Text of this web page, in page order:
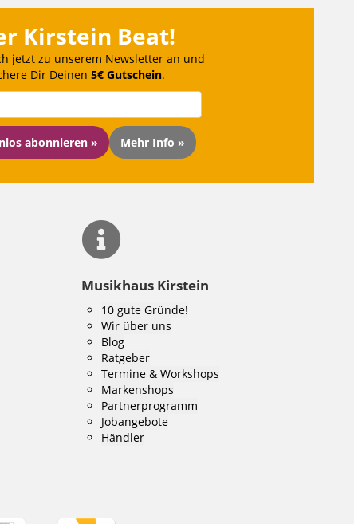
Kirstein Beat!
jetzt zu unserem Newsletter an und
Dir Deinen 5€ Gutschein.
abonnieren » Mehr Info »
Musikhaus Kirstein
10 gute Gründe!
Wir über uns
Blog
Ratgeber
Termine & Workshops
Markenshops
Partnerprogramm
Jobangebote
Händler